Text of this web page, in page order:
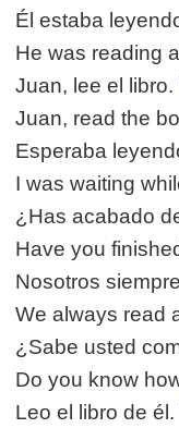
Él estaba
He was reading
Juan, lee el libro.
Juan, read the
Esperaba
I was waiting
¿Has acabado
Have you
Nosotros
We always read
¿Sabe usted
Do you know
Leo el libro de